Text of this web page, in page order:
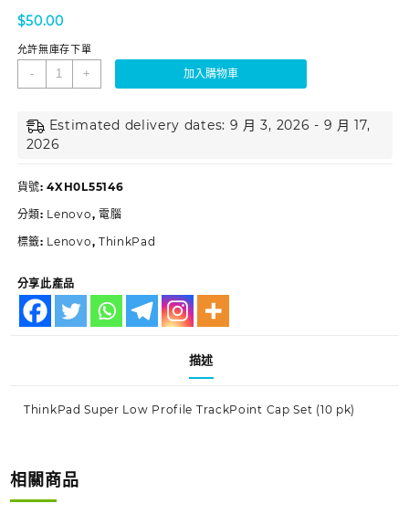
$50.00
允許無庫存下單
- + 加入購物車
Estimated delivery dates: 9 月 3, 2026 - 9 月 17,
2026
貨號:4XH0L55146
分類: Lenovo, 電腦
標籤: Lenovo, ThinkPad
分享此產品
描述
ThinkPad Super Low Profile TrackPoint Cap Set (10 pk)
相關商品